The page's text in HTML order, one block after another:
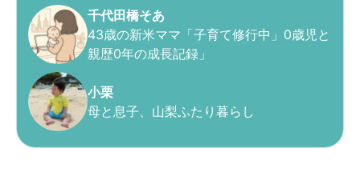
千代田橋そあ
43歳の新米ママ「子育て修行中」0歳児と
親歴0年の成長記録」
小栗
母と息子、山梨ふたり暮らし